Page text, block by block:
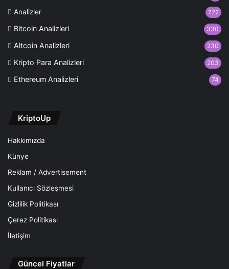
Analizler 722
Bitcoin Analizleri 330
Altcoin Analizleri 230
Kripto Para Analizleri 203
Ethereum Analizleri 74
KriptoUp
Hakkımızda
Künye
Reklam / Advertisement
Kullanıcı Sözleşmesi
Gizlilik Politikası
Çerez Politikası
İletişim
Güncel Fiyatlar